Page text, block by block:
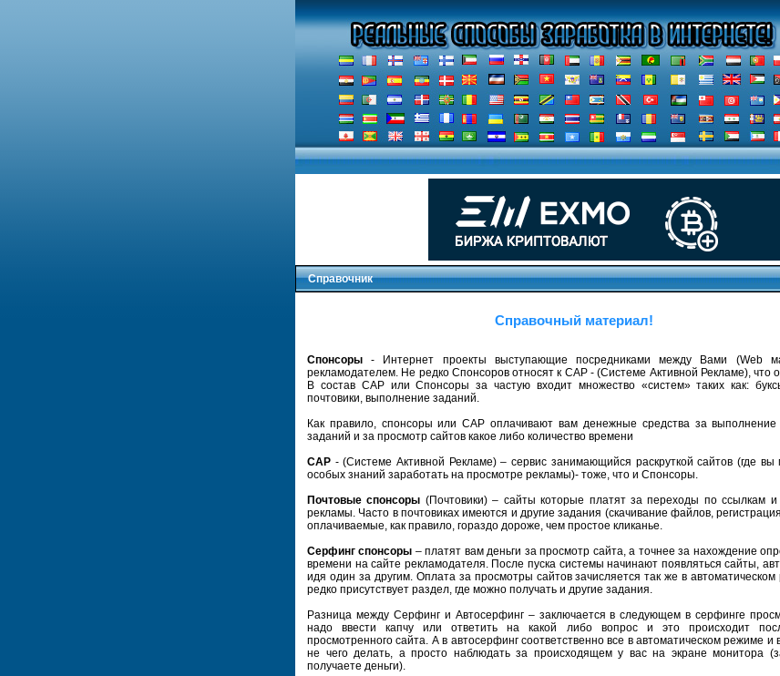
Справочник
Справочный материал!
Спонсоры - Интернет проекты выступающие посредниками между Вами (Web
рекламодателем. Не редко Спонсоров относят к САР - (Системе Активной Рекламе), что
В состав САР или Спонсоры за частую входит множество «систем» таких как:
почтовики, выполнение заданий.
Как правило, спонсоры или САР оплачивают вам денежные средства за выполнение
заданий и за просмотр сайтов какое либо количество времени
САР - (Системе Активной Рекламе) – сервис занимающийся раскруткой сайтов (где вы
особых знаний заработать на просмотре рекламы)- тоже, что и Спонсоры.
Почтовые спонсоры (Почтовики) – сайты которые платят за переходы по ссылкам
рекламы. Часто в почтовиках имеются и другие задания (скачивание файлов,
оплачиваемые, как правило, гораздо дороже, чем простое кликанье.
Серфинг спонсоры – платят вам деньги за просмотр сайта, а точнее за нахождение
времени на сайте рекламодателя. После пуска системы начинают появляться сайты,
идя один за другим. Оплата за просмотры сайтов зачисляется так же в
редко присутствует раздел, где можно получать и другие задания.
Разница между Серфинг и Автосерфинг – заключается в следующем в серфинге
надо ввести капчу или ответить на какой либо вопрос и это происходит
просмотренного сайта. А в автосерфинг соответственно все в автоматическом режиме и
не чего делать, а просто наблюдать за происходящем у вас на экране монитора
получаете деньги).